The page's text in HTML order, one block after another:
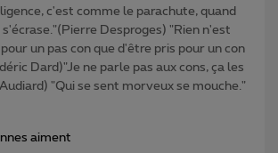
c'est comme le parachute, quand
s'écrase."(Pierre Desproges) "Rien n'est
un pas con que d'être pris pour un con
Dard)"Je ne parle pas aux cons, ça les
"Qui se sent morveux se mouche."
aiment